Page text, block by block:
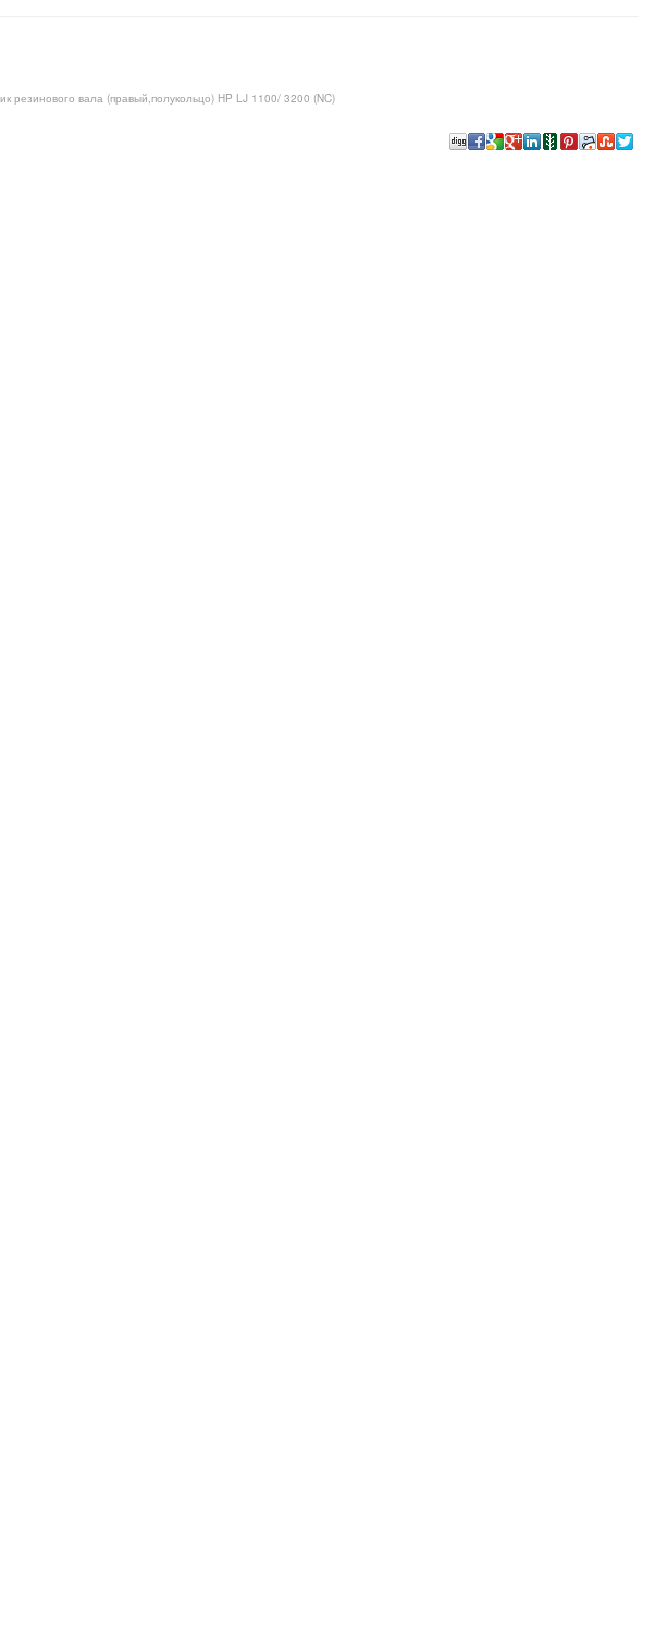
резинового вала (правый,полукольцо) HP LJ 1100/ 3200 (NC)